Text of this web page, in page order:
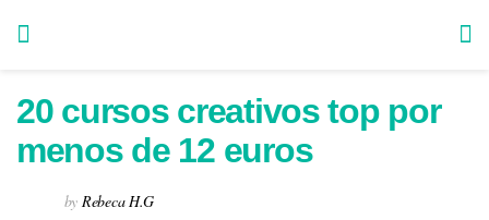
20 cursos creativos top por
menos de 12 euros
by Rebeca H.G